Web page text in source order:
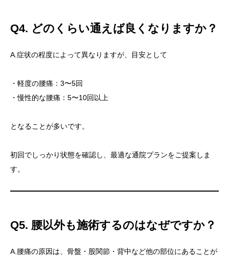
Q4. どのくらい通えば良くなりますか？
A.症状の程度によって異なりますが、目安として
・軽度の腰痛：3〜5回
・慢性的な腰痛：5〜10回以上
となることが多いです。
初回でしっかり状態を確認し、最適な通院プランをご提案しま
す。
Q5. 腰以外も施術するのはなぜですか？
A.腰痛の原因は、骨盤・股関節・背中など他の部位にあることが
  お問合せ